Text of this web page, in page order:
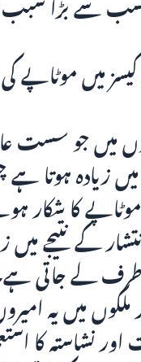
سے بڑا سبب
میں موٹاپے کی
میں جو سست
میں زیادہ
کا شکار
کے نتیجے
طرف لے جاتی
ملکوں میں یہ
اور نشاستہ کا